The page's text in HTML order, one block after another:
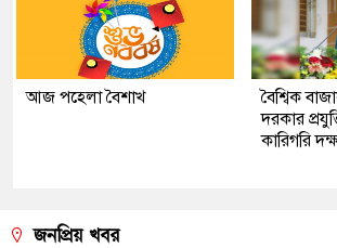
আজ পহেলা বৈশাখ
বৈশ্বিক
দরকার
কারিগরি
জনপ্রিয় খবর